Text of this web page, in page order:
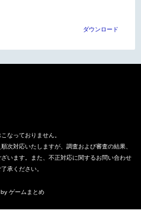
ダウンロード
なっておりません。
次対応いたしますが、調査および審査の結果、
います。また、不正対応に関するお問い合わせ
承ください。
ゲームまとめ